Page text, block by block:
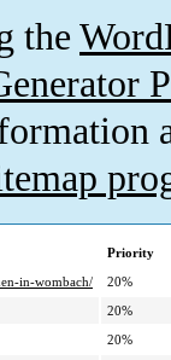
the
Priority
in-wombach/
20%
20%
20%